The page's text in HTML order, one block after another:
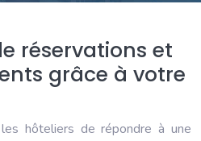
réservations et
grâce à votre
hôteliers de répondre à une